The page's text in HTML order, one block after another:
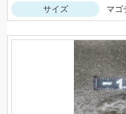
サイズ
マゴ